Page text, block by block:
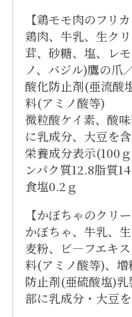
【鶏モモ肉のフリカ
鶏肉、牛乳、生ク
茸、砂糖、塩、レ
ノ、バジル)鷹の爪
酸化防止剤(亜流酸
料(アミノ酸等)
微粒酸ケイ素、酸
に乳成分、大豆を
栄養成分表示(100
ンパク質12.8脂質
食塩0.2ｇ
【かぼちゃのクリ
かぼちゃ、牛乳、
麦粉、ビ―フエキ
料(アミノ酸等)、
防止剤(亜硫酸塩)
部に乳成分・大豆